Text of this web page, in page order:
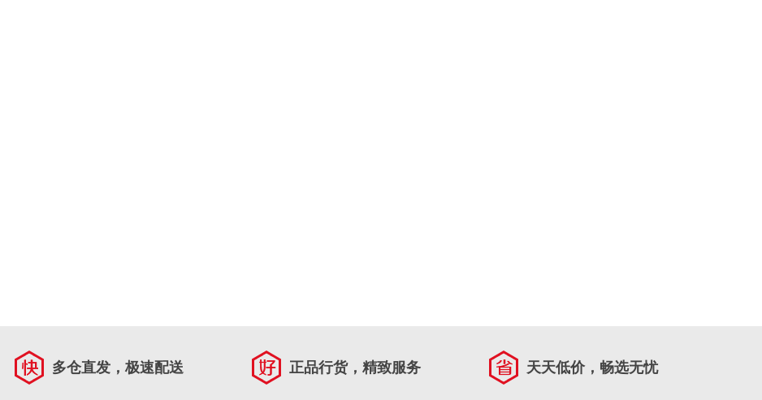
多仓直发，极速配送 正品行货，精致服务 天天低价，畅选无忧